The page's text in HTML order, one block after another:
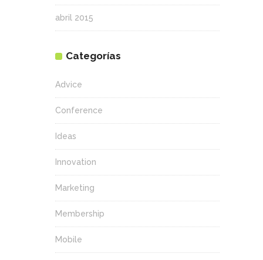
abril 2015
Categorías
Advice
Conference
Ideas
Innovation
Marketing
Membership
Mobile